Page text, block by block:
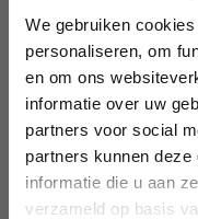
We gebruiken
personaliseren, om
en om ons
informatie over uw
partners voor social
partners kunnen
informatie die u aan
verzameld op basis
Voeding door één
Specificaties
EAN
Laat ons